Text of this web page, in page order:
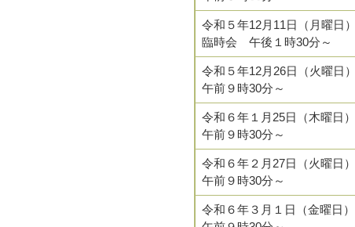
令和５年12月11日（月曜日）
臨時会 午後１時30分～
令和５年12月26日（火曜日）
午前９時30分～
令和６年１月25日（木曜日）
午前９時30分～
令和６年２月27日（火曜日）
午前９時30分～
令和６年３月１日（金曜日）